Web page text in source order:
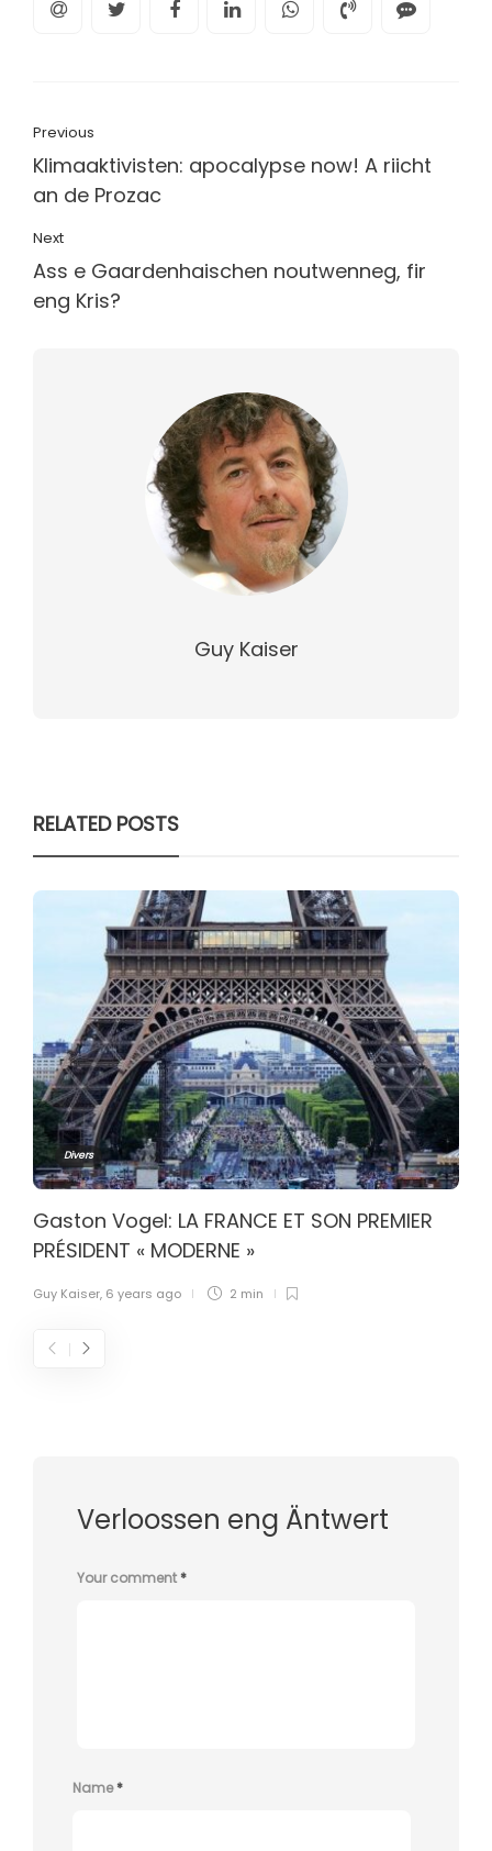
Previous
Klimaaktivisten: apocalypse now! A riicht
an de Prozac
Next
Ass e Gaardenhaischen noutwenneg, fir
eng Kris?
Guy Kaiser
RELATED POSTS
Divers
Gaston Vogel: LA FRANCE ET SON PREMIER
PRÉSIDENT « MODERNE »
Guy Kaiser, 6 years ago 2 min
Verloossen eng Äntwert
Your comment*
Name*